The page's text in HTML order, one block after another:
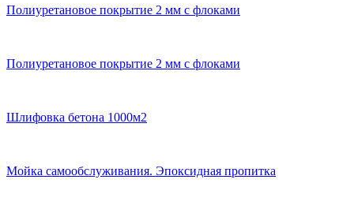
Полиуретановое покрытие 2 мм с флоками
Полиуретановое покрытие 2 мм с флоками
Шлифовка бетона 1000м2
Мойка самообслуживания. Эпоксидная пропитка